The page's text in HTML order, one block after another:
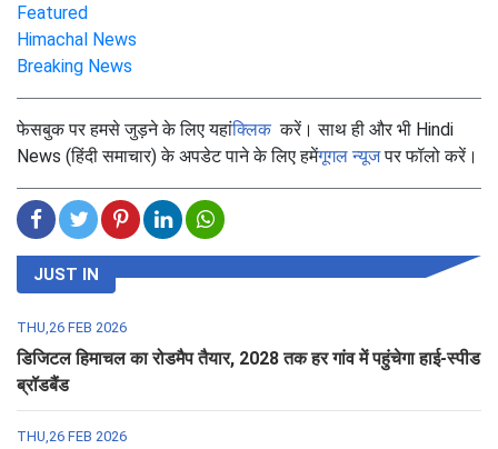
Featured
Himachal News
Breaking News
फेसबुक पर हमसे जुड़ने के लिए यहांक्लिककरें। साथ ही और भी Hindi
News (हिंदी समाचार) के अपडेट पाने के लिए हमेंगूगल न्यूजपर फॉलो करें।
JUST IN
THU,26 FEB 2026
डिजिटल हिमाचल का रोडमैप तैयार, 2028 तक हर गांव में पहुंचेगा हाई-स्पीड
ब्रॉडबैंड
THU,26 FEB 2026